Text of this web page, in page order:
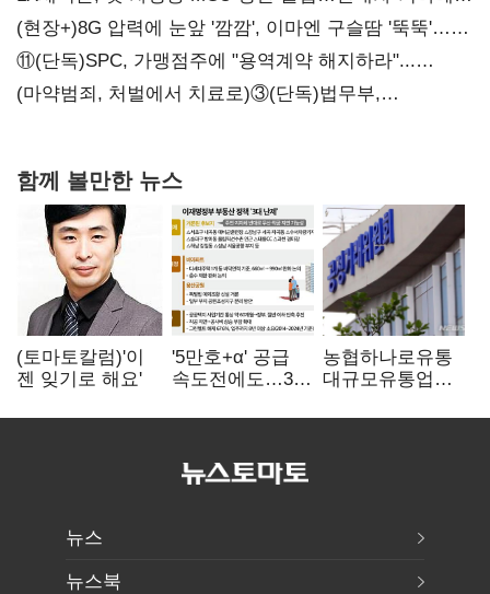
공급
(현장+)8G 압력에 눈앞 '깜깜', 이마엔 구슬땀 '뚝뚝'…
화려한 에어쇼 뒤 땀방울
⑪(단독)SPC, 가맹점주에 "용역계약 해지하라"...
내팽개친 '사회적합의'
(마약범죄, 처벌에서 치료로)③(단독)법무부,
함께 볼만한 뉴스
(토마토칼럼)'이
젠 잊기로 해요'
'5만호+α' 공급
속도전에도…3대
농협하나로유통
대규모유통업법
공정위, 과징금
뉴스
뉴스북